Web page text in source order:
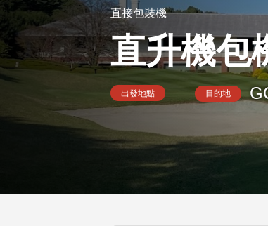
直接包裝機
直升機包
出發地點 目的地